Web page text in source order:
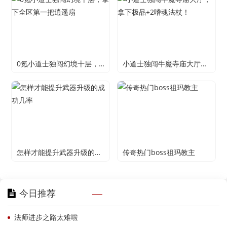
0氪小道士独闯幻境十层，拿下全区第一把逍遥扇 小道士独闯牛魔寺庙大厅，拿下极品+2嗜魂法杖！
怎样才能提升武器升级的成功几率 传奇热门boss祖玛教主
今日推荐
法师进步之路太难啦